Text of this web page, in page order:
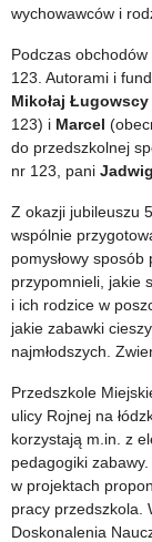
wychowawców i
Podczas
123. Autorami i
Mikołaj Ługowscy
123) i Marcel
do przedszkolnej
nr 123, pani
Z okazji jubileuszu
wspólnie
pomysłowy
przypomnieli, jakie
i ich rodzice w
jakie zabawki
najmłodszych.
Przedszkole
ulicy Rojnej na
korzystają m.in. z
pedagogiki
w projektach
pracy przedszkola.
Doskonalenia